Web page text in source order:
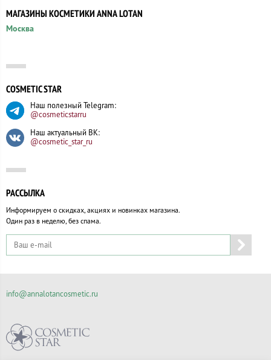
МАГАЗИНЫ КОСМЕТИКИ ANNA LOTAN
Москва
COSMETIC STAR
Наш полезный Telegram:
@cosmeticstarru
Наш актуальный ВК:
@cosmetic_star_ru
РАССЫЛКА
Информируем о скидках, акциях и новинках магазина.
Один раз в неделю, без спама.
info@annalotancosmetic.ru